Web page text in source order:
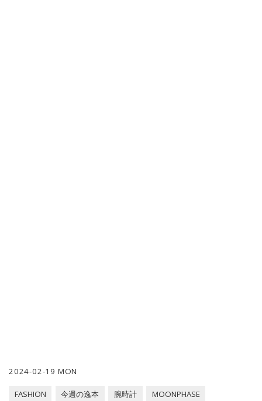
2024-02-19 MON
FASHION 今週の逸本 腕時計
MOONPHASE